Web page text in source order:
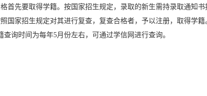
首先要取得学籍。按国家招生规定，录取的新生需持录取通知书
家招生规定对其进行复查，复查合格者，予以注册，取得学籍
询时间为每年5月份左右，可通过学信网进行查询。